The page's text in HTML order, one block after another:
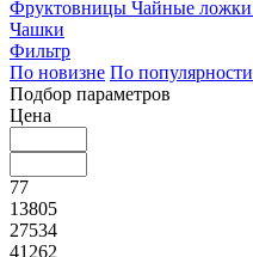
Фруктовницы Чайные ложки
Чашки
Фильтр
По новизне По популярности
Подбор параметров
Цена
77
13805
27534
41262